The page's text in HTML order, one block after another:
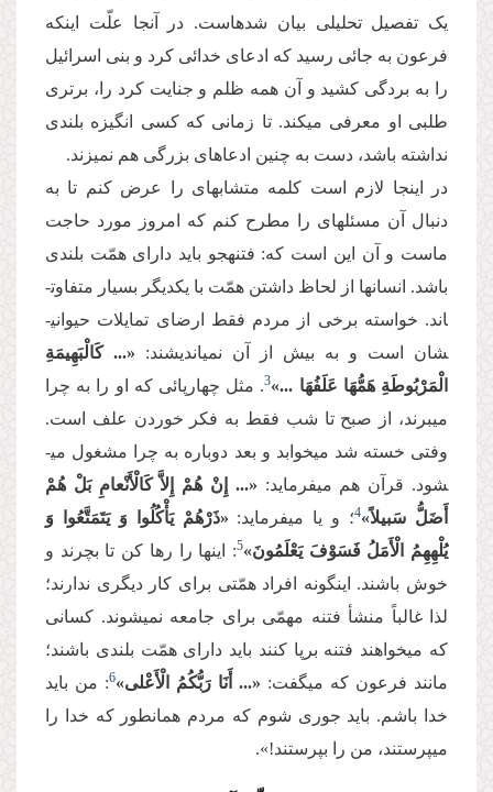
یک تفصیل تحلیلی بیان شده­است. در آن­جا علّت این­که
فرعون به جائی رسید که ادعای خدائی کرد و بنی اسرائیل
را به بردگی کشید و آن همه ظلم و جنایت کرد را، برتری
طلبی او معرفی می­کند. تا زمانی که کسی انگیزه بلندی
نداشته باشد، دست به چنین ادعاهای بزرگی هم نمی­زند.
در این­جا لازم است کلمه متشابه­ای را عرض کنم تا به
دنبال آن مسئله­ای را مطرح کنم که امروز مورد حاجت
ماست و آن این است که: فتنه­جو باید دارای همّت بلندی
باشد. انسان­ها از لحاظ داشتن همّت با یکدیگر بسیار متفاوت­
اند. خواسته برخی از مردم فقط ارضای تمایلات حیوانی­
شان است و به بیش از آن نمی­اندیشند: «... كَالْبَهِیمَةِ
الْمَرْبُوطَةِ هَمُّهَا عَلَفُهَا ...»3. مثل چهارپائی که او را به چرا
می­برند، از صبح تا شب فقط به فکر خوردن علف است.
وفتی خسته شد می­خوابد و بعد دوباره به چرا مشغول می­
شود. قرآن هم می­فرماید: «... إِنْ هُمْ إِلاَّ كَالْأَنْعامِ بَلْ هُمْ
أَضَلُّ سَبیلاً»4؛ و یا می­فرماید: «ذَرْهُمْ یَأْكُلُوا وَ یَتَمَتَّعُوا وَ
یُلْهِهِمُ الْأَمَلُ فَسَوْفَ یَعْلَمُونَ»5: این­ها را رها کن تا بچرند و
خوش باشند. این­گونه افراد همّتی برای کار دیگری ندارند؛
لذا غالباً منشأ فتنه مهمّی برای جامعه نمی­شوند. کسانی
که می­خواهند فتنه برپا کنند باید دارای همّت بلندی باشند؛
مانند فرعون که می­گفت: «... أَنَا رَبُّكُمُ الْأَعْلى‌‌»6: من باید
خدا باشم. باید جوری شوم که مردم همانطور که خدا را
می­پرستند، من را بپرستند!».